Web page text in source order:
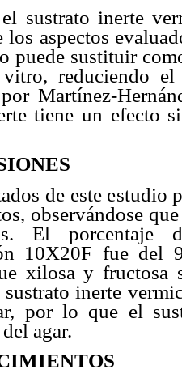
sustrato inerte
aspectos
puede sustituir
reduciendo
Martínez-
tiene un efecto
de este estudio
observándose
El porcentaje
10X20F fue del
xilosa y fructosa
sustrato inerte
por lo que el
agar.